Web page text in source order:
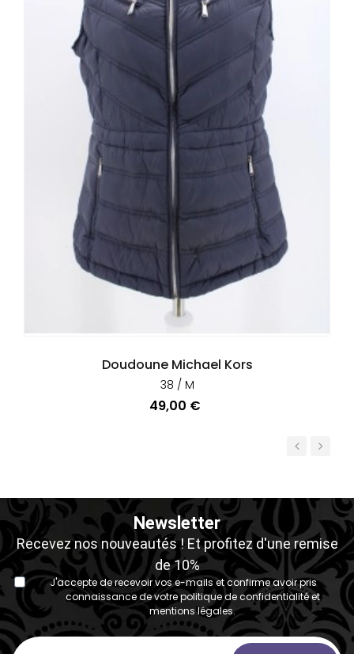
Doudoune Michael Kors
38 / M
Prix
49,00 €
Newsletter
Recevez nos nouveautés ! Et profitez d'une remise
de 10%
J'accepte de recevoir vos e-mails et confirme avoir pris
connaissance de votre politique de confidentialité et
mentions légales.